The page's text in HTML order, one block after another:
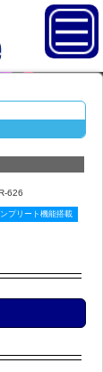
626
プリート機能搭載